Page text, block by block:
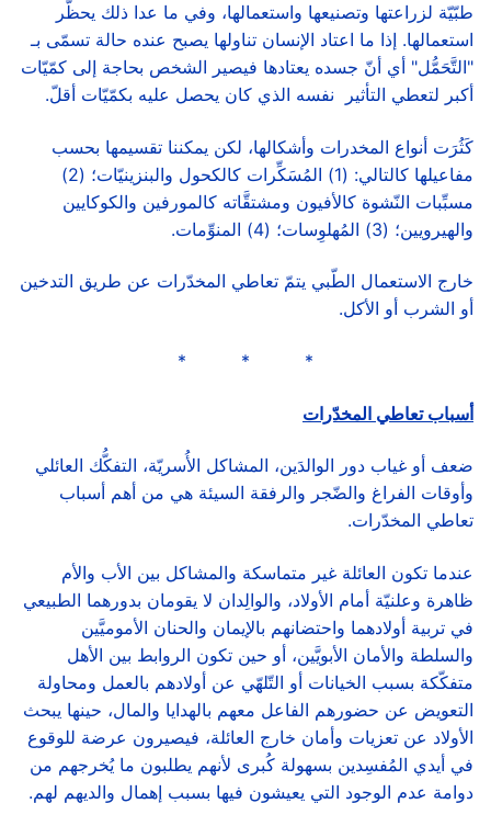
طبّيّة لزراعتها وتصنيعها واستعمالها، وفي ما عدا ذلك يحظّر
استعمالها. إذا ما اعتاد الإنسان تناولها يصبح عنده حالة تسمّى بـ
"التَّحَمُّل" أي أنّ جسده يعتادها فيصير الشخص بحاجة إلى كمّيّات
أكبر لتعطي التأثير نفسه الذي كان يحصل عليه بكمّيّات أقلّ.
كَثُرَت أنواع المخدرات وأشكالها، لكن يمكننا تقسيمها بحسب
مفاعيلها كالتالي: (1) المُسَكِّرات كالكحول والبنزينيّات؛ (2)
مسبِّبات النّشوة كالأفيون ومشتقَّاته كالمورفين والكوكايين
والهيرويين؛ (3) المُهلوِسات؛ (4) المنوِّمات.
خارج الاستعمال الطّبي يتمّ تعاطي المخدّرات عن طريق التدخين
أو الشرب أو الأكل.
* * *
أسباب تعاطي المخدّرات
ضعف أو غياب دور الوالدَين، المشاكل الأُسريّة، التفكُّك العائلي
وأوقات الفراغ والضّجر والرفقة السيئة هي من أهم أسباب
تعاطي المخدّرات.
عندما تكون العائلة غير متماسكة والمشاكل بين الأب والأم
ظاهرة وعلنيّة أمام الأولاد، والوالِدان لا يقومان بدورهما الطبيعي
في تربية أولادهما واحتضانهم بالإيمان والحنان الأموميَّين
والسلطة والأمان الأبويَّين، أو حين تكون الروابط بين الأهل
متفكّكة بسبب الخيانات أو التّلهّي عن أولادهم بالعمل ومحاولة
التعويض عن حضورهم الفاعل معهم بالهدايا والمال، حينها يبحث
الأولاد عن تعزيات وأمان خارج العائلة، فيصيرون عرضة للوقوع
في أيدي المُفسِدين بسهولة كُبرى لأنهم يطلبون ما يُخرجهم من
دوامة عدم الوجود التي يعيشون فيها بسبب إهمال والديهم لهم.